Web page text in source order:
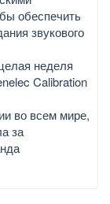
обеспечить
звукового
неделя
Calibration
во всем мире,
за